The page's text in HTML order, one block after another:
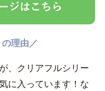
理由／
、クリアフルシリー
に入っています！な